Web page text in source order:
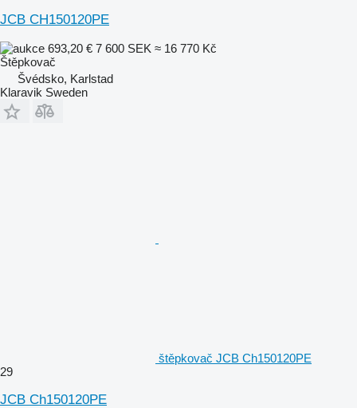
JCB CH150120PE
693,20 € 7 600 SEK ≈ 16 770 Kč
Štěpkovač
Švédsko, Karlstad
Klaravik Sweden
štěpkovač JCB Ch150120PE
29
JCB Ch150120PE